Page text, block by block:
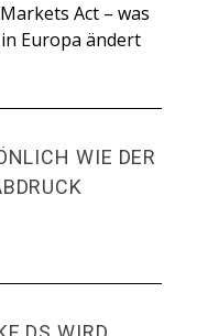
Act – was
Europa ändert
WIE DER